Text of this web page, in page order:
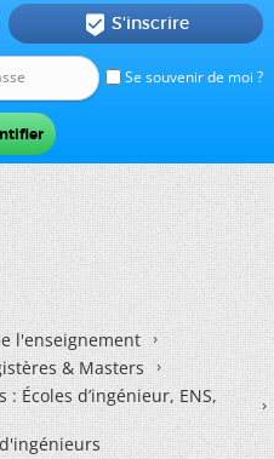
Se souvenir de moi ?
 S'inscrire
l'enseignement
& Masters
Écoles d’ingénieur, ENS,